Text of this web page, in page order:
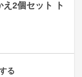
2個セット ト
る